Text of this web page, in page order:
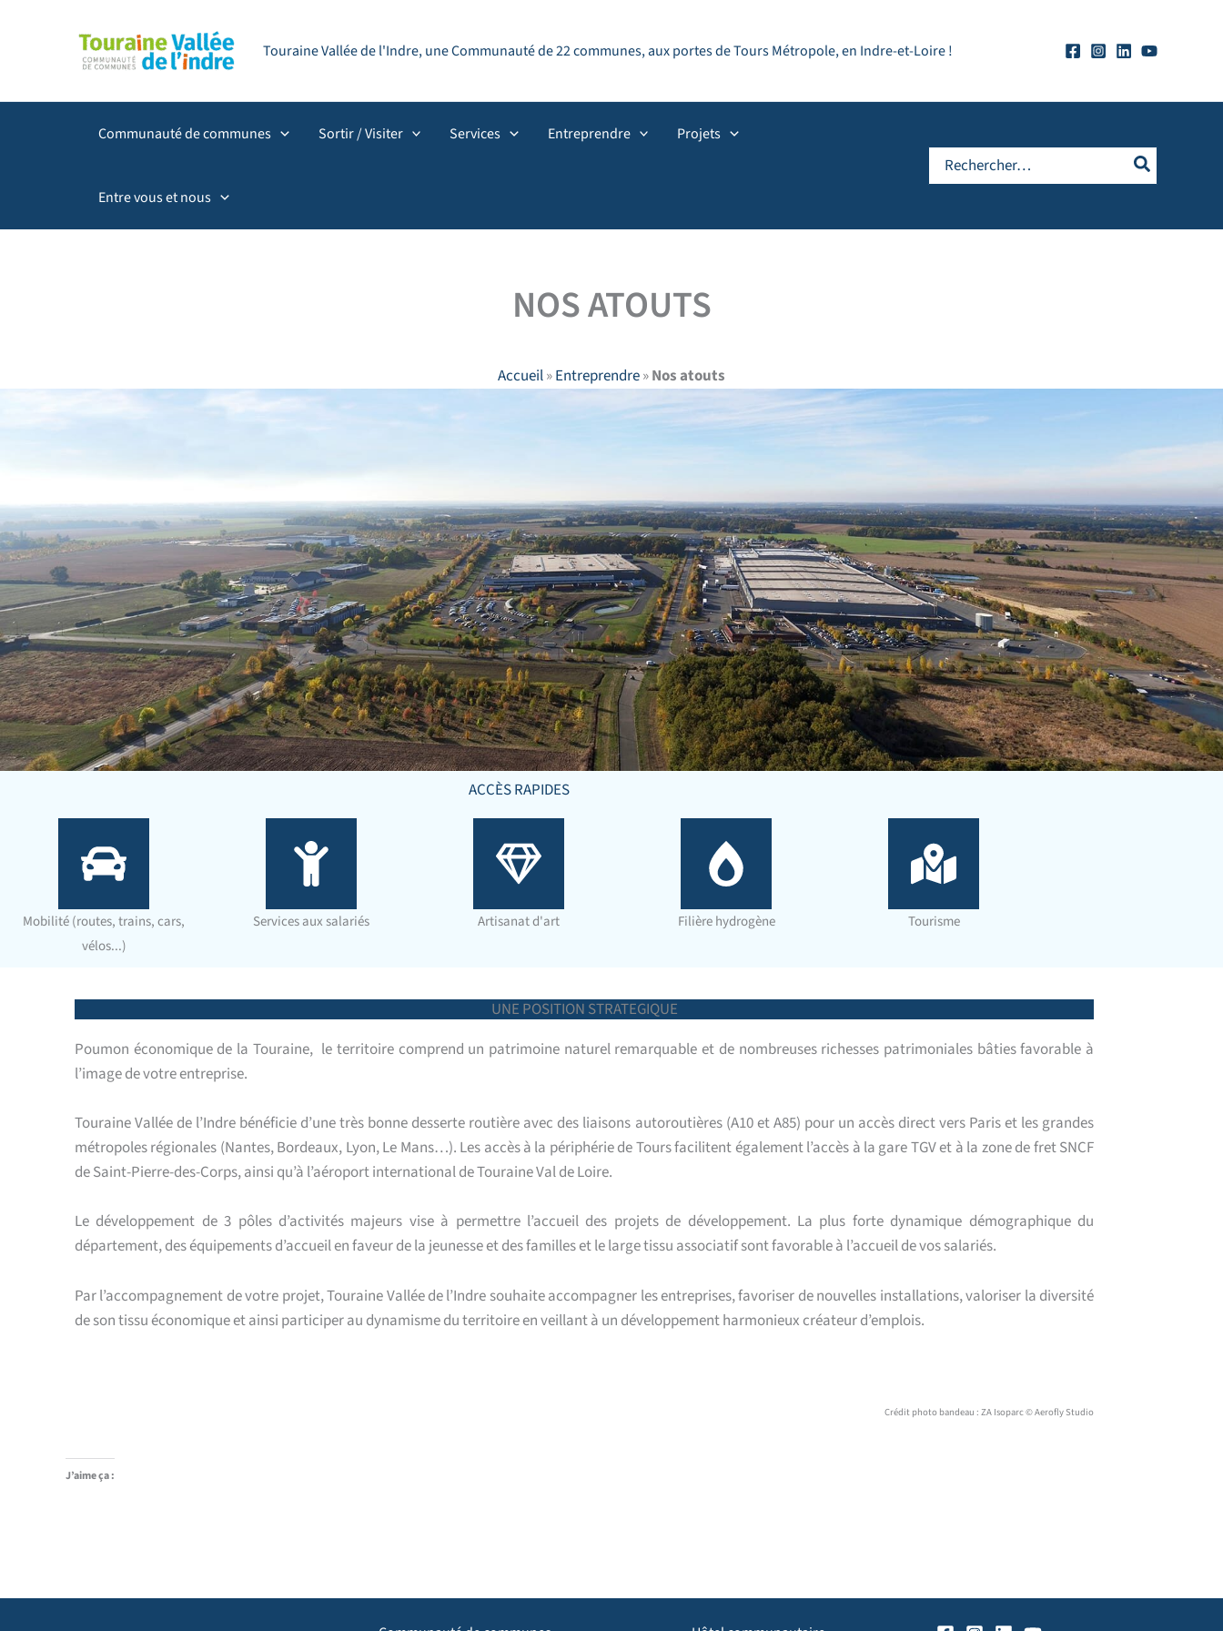
Touraine Vallée de l'Indre, une Communauté de 22 communes, aux portes de Tours Métropole, en Indre-et-Loire !
Communauté de communes Sortir / Visiter Services Entreprendre Projets
Entre vous et nous
Rechercher:
NOS ATOUTS
Accueil»Entreprendre»Nos atouts
ACCÈS RAPIDES
Mobilité (routes, trains, cars,
vélos...)
Services aux salariés Artisanat d'art Filière hydrogène Tourisme
UNE POSITION STRATEGIQUE
Poumon économique de la Touraine, le territoire comprend un patrimoine naturel remarquable et de nombreuses richesses patrimoniales bâties favorable à
l’image de votre entreprise.
Touraine Vallée de l’Indre bénéficie d’une très bonne desserte routière avec des liaisons autoroutières (A10 et A85) pour un accès direct vers Paris et les grandes
métropoles régionales (Nantes, Bordeaux, Lyon, Le Mans…). Les accès à la périphérie de Tours facilitent également l’accès à la gare TGV et à la zone de fret SNCF
de Saint-Pierre-des-Corps, ainsi qu’à l’aéroport international de Touraine Val de Loire.
Le développement de 3 pôles d’activités majeurs vise à permettre l’accueil des projets de développement. La plus forte dynamique démographique du
département, des équipements d’accueil en faveur de la jeunesse et des familles et le large tissu associatif sont favorable à l’accueil de vos salariés.
Par l’accompagnement de votre projet, Touraine Vallée de l’Indre souhaite accompagner les entreprises, favoriser de nouvelles installations, valoriser la diversité
de son tissu économique et ainsi participer au dynamisme du territoire en veillant à un développement harmonieux créateur d’emplois.
Crédit photo bandeau : ZA Isoparc © Aerofly Studio
J’aime ça :